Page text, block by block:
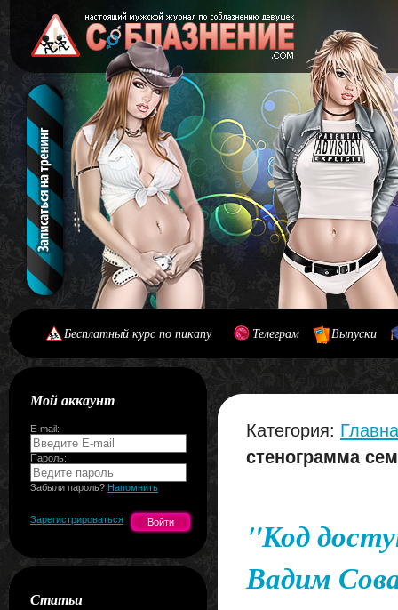
Бесплатный курс по пикапу Телеграм Выпуски
Мой аккаунт
E-mail:
Пароль:
Забыли пароль? Напомнить
Зарегистрироваться
Статьи
Категория:
стенограмма
"Код
Вадим